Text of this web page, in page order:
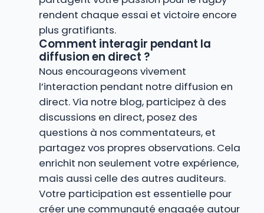
rendent chaque essai et victoire encore
plus gratifiants.
Comment interagir pendant la
diffusion en direct ?
Nous encourageons vivement
l’interaction pendant notre diffusion en
direct. Via notre blog, participez à des
discussions en direct, posez des
questions à nos commentateurs, et
partagez vos propres observations. Cela
enrichit non seulement votre expérience,
mais aussi celle des autres auditeurs.
Votre participation est essentielle pour
créer une communauté engagée autour